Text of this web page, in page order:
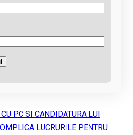
PC SI CANDIDATURA LUI
LUCRURILE PENTRU